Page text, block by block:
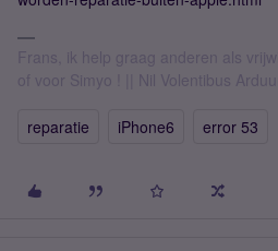
Frans, ik help graag anderen als
of voor Simyo ! || Nil Volentibus
reparatie iPhone6 error 53